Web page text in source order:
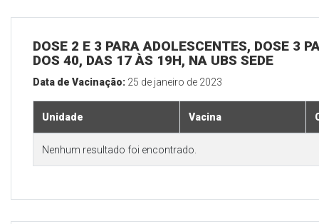
DOSE 2 E 3 PARA ADOLESCENTES, DOSE 3
DOS 40, DAS 17 ÀS 19H, NA UBS SEDE
Data de Vacinação: 25 de janeiro de 2023
Unidade Vacina
Nenhum resultado foi encontrado.